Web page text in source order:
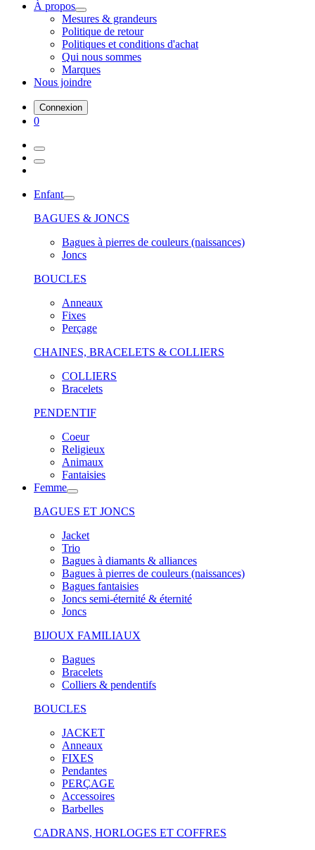
À propos
Mesures & grandeurs
Politique de retour
Politiques et conditions d'achat
Qui nous sommes
Marques
Nous joindre
Connexion
0
Enfant
BAGUES & JONCS
Bagues à pierres de couleurs (naissances)
Joncs
BOUCLES
Anneaux
Fixes
Perçage
CHAINES, BRACELETS & COLLIERS
COLLIERS
Bracelets
PENDENTIF
Coeur
Religieux
Animaux
Fantaisies
Femme
BAGUES ET JONCS
Jacket
Trio
Bagues à diamants & alliances
Bagues à pierres de couleurs (naissances)
Bagues fantaisies
Joncs semi-éternité & éternité
Joncs
BIJOUX FAMILIAUX
Bagues
Bracelets
Colliers & pendentifs
BOUCLES
JACKET
Anneaux
FIXES
Pendantes
PERÇAGE
Accessoires
Barbelles
CADRANS, HORLOGES ET COFFRES